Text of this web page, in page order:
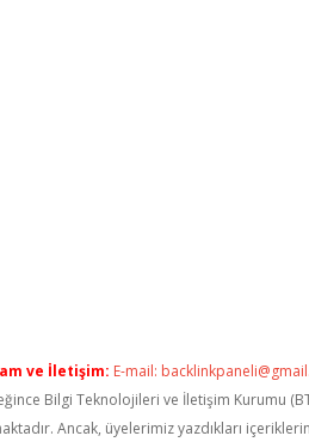
ve İletişim: E-mail:
Bilgi Teknolojileri ve İletişim Kurumu
Ancak, üyelerimiz yazdıkları